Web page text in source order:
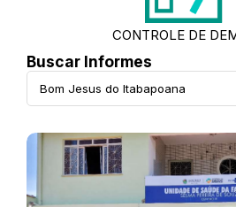
CONTROLE DE
Buscar Informes